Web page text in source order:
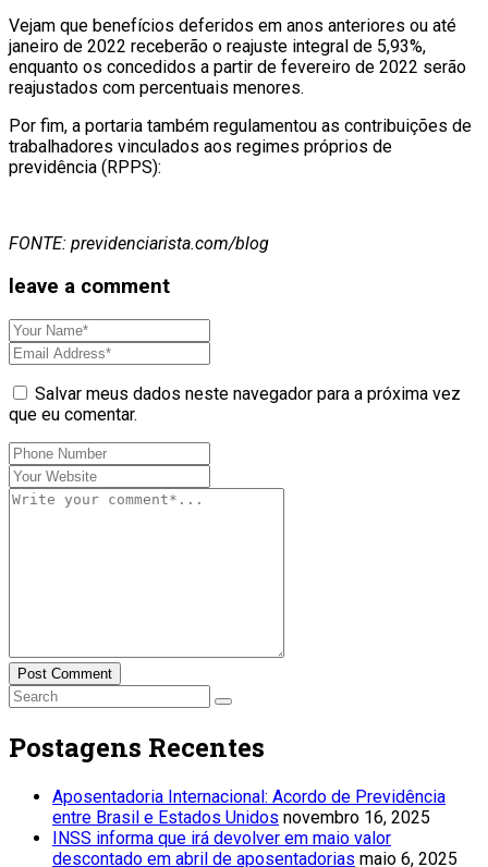
Vejam que benefícios deferidos em anos anteriores ou até
janeiro de 2022 receberão o reajuste integral de 5,93%,
enquanto os concedidos a partir de fevereiro de 2022 serão
reajustados com percentuais menores.
Por fim, a portaria também regulamentou as contribuições de
trabalhadores vinculados aos regimes próprios de
previdência (RPPS):
FONTE: previdenciarista.com/blog
leave a comment
Salvar meus dados neste navegador para a próxima vez
que eu comentar.
Post Comment
Postagens Recentes
Aposentadoria Internacional: Acordo de Previdência
entre Brasil e Estados Unidos novembro 16, 2025
INSS informa que irá devolver em maio valor
descontado em abril de aposentadorias maio 6, 2025